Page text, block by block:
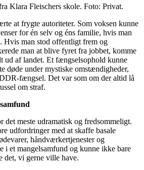
Klara Fleischers skole. Foto: Privat.
at frygte autoriteter. Som voksen kunne
for én selv og éns familie, hvis man
Hvis man stod offentligt frem og
man at blive fyret fra jobbet, komme
ud af landet. Et fængselsophold kunne
døde under mystiske omstændigheder,
fængsel. Det var som om der altid lå
om straf.
det meste udramatisk og fredsommeligt.
udfordringer med at skaffe basale
håndværkertjenester og
i et mangelsamfund og kunne ikke bare
det, vi gerne ville have.